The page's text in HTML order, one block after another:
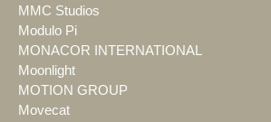
MMC Studios
Modulo Pi
MONACOR INTERNATIONAL
Moonlight
MOTION GROUP
Movecat